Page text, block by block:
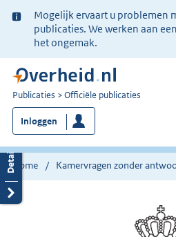
Ter
informatie:
Mogelijk ervaart u problemen
publicaties. We werken aan
het ongemak.
U
bent
nu
hier:
Publicaties Officiële publicaties
Inloggen
Home Kamervragen zonder